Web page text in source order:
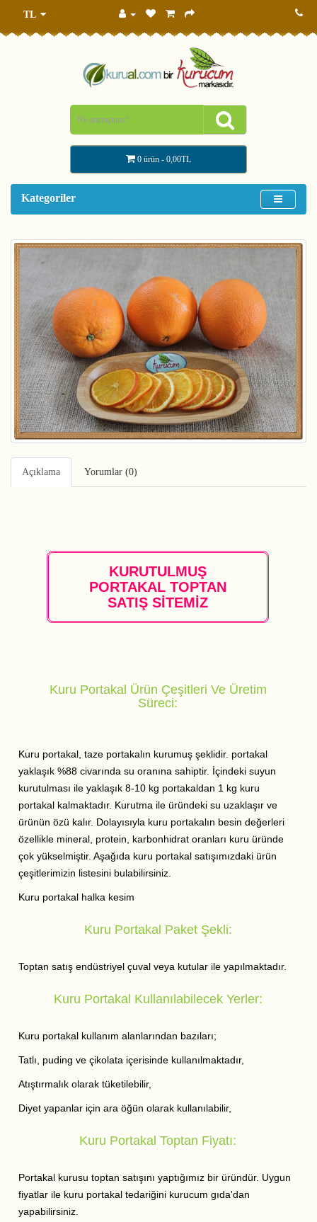
TL
0 ürün - 0,00TL
Kategoriler
Açıklama Yorumlar (0)
KURUTULMUŞ
PORTAKAL TOPTAN
SATIŞ SİTEMİZ
Kuru Portakal Ürün Çeşitleri Ve Üretim
Süreci:
Kuru portakal, taze portakalın kurumuş şeklidir. portakal
yaklaşık %88 civarında su oranına sahiptir. İçindeki suyun
kurutulması ile yaklaşık 8-10 kg portakaldan 1 kg kuru
portakal kalmaktadır. Kurutma ile üründeki su uzaklaşır ve
ürünün özü kalır. Dolayısıyla kuru portakalın besin değerleri
özellikle mineral, protein, karbonhidrat oranları kuru üründe
çok yükselmiştir. Aşağıda kuru portakal satışımızdaki ürün
çeşitlerimizin listesini bulabilirsiniz.
Kuru portakal halka kesim
Kuru Portakal Paket Şekli:
Toptan satış endüstriyel çuval veya kutular ile yapılmaktadır.
Kuru Portakal Kullanılabilecek Yerler:
Kuru portakal kullanım alanlarından bazıları;
Tatlı, puding ve çikolata içerisinde kullanılmaktadır,
Atıştırmalık olarak tüketilebilir,
Diyet yapanlar için ara öğün olarak kullanılabilir,
Kuru Portakal Toptan Fiyatı:
Portakal kurusu toptan satışını yaptığımız bir üründür. Uygun
fiyatlar ile kuru portakal tedariğini kurucum gıda'dan
yapabilirsiniz.